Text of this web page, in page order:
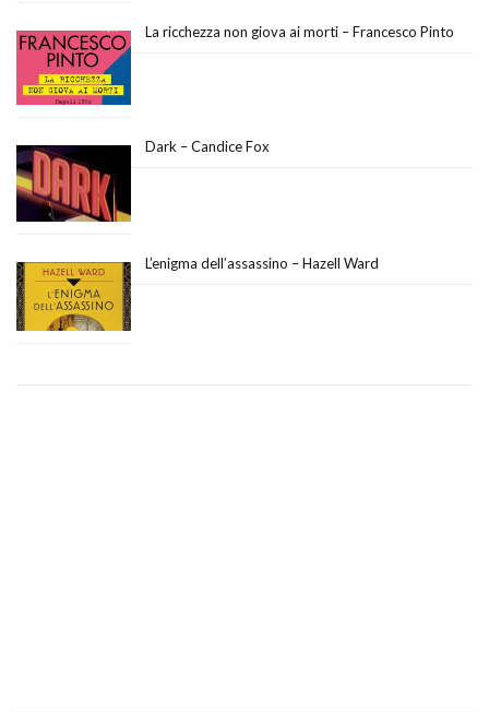
La ricchezza non giova ai morti – Francesco Pinto
Dark – Candice Fox
L’enigma dell’assassino – Hazell Ward